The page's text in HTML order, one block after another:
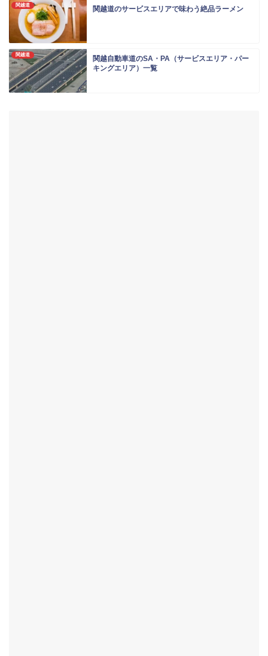
関越道 関越道のサービスエリアで味わう絶品ラーメン
関越道
関越自動車道のSA・PA（サービスエリア・パー
キングエリア）一覧